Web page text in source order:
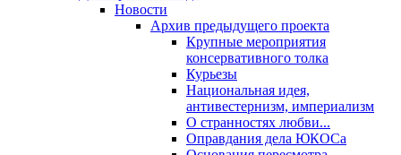
Новости
Архив предыдущего проекта
Крупные мероприятия
консервативного толка
Курьезы
Национальная идея,
антивестернизм, империализм
О странностях любви...
Оправдания дела ЮКОСа